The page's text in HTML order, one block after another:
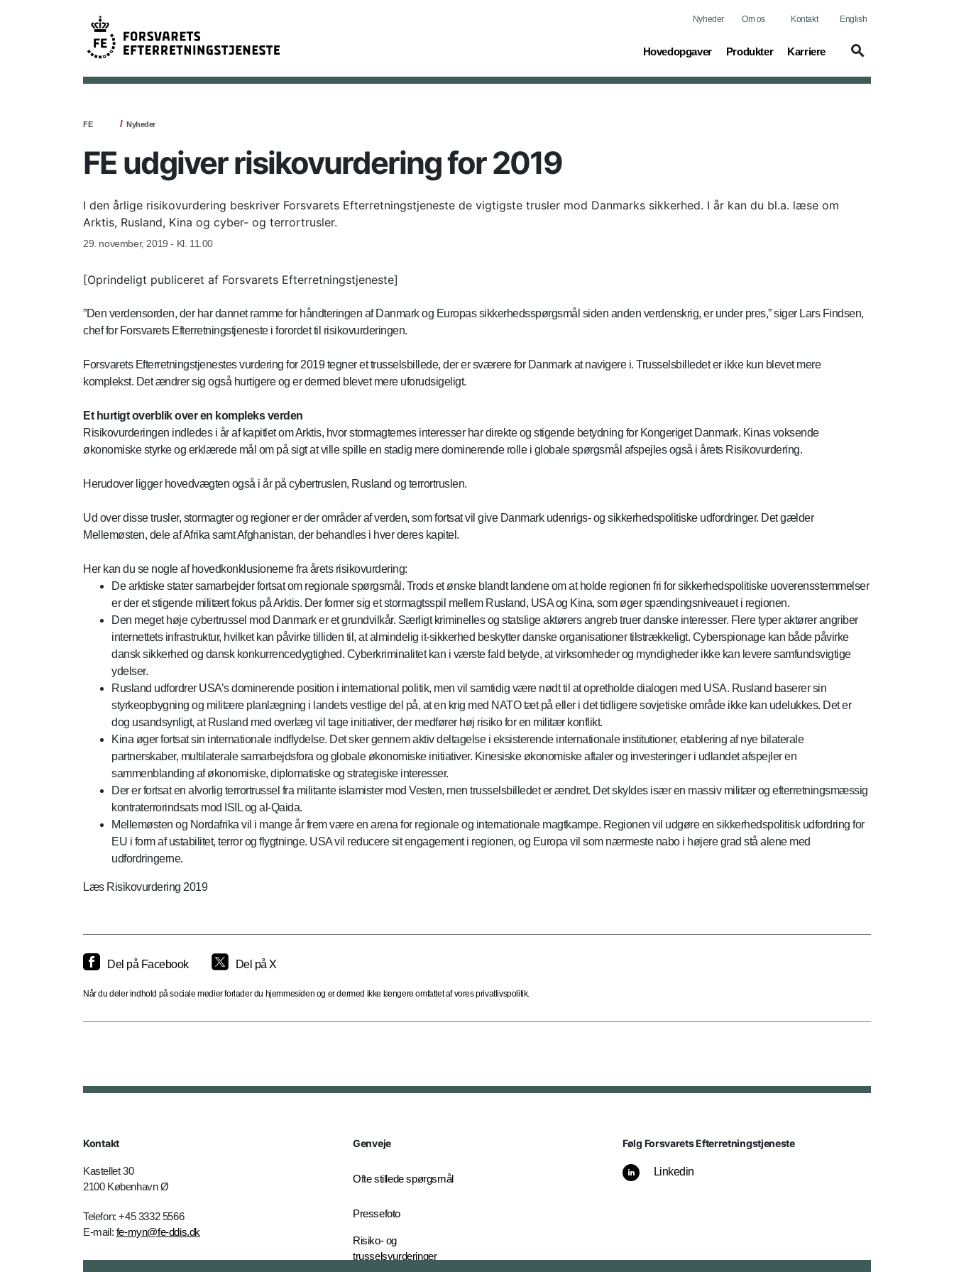
Nyheder Om os Kontakt English
Hovedopgaver
(current) Produkter
(current) Karriere
(current)
FE Nyheder
FE udgiver risikovurdering for 2019
I den årlige risikovurdering beskriver Forsvarets Efterretningstjeneste de vigtigste trusler mod Danmarks sikkerhed. I år kan du bl.a. læse om
Arktis, Rusland, Kina og cyber- og terrortrusler.
29. november, 2019 - Kl. 11.00
[Oprindeligt publiceret af Forsvarets Efterretningstjeneste]
”Den verdensorden, der har dannet ramme for håndteringen af Danmark og Europas sikkerhedsspørgsmål siden anden verdenskrig, er under pres,” siger Lars Findsen,
chef for Forsvarets Efterretningstjeneste i forordet til risikovurderingen.
Forsvarets Efterretningstjenestes vurdering for 2019 tegner et trusselsbillede, der er sværere for Danmark at navigere i. Trusselsbilledet er ikke kun blevet mere
komplekst. Det ændrer sig også hurtigere og er dermed blevet mere uforudsigeligt.
Et hurtigt overblik over en kompleks verden
Risikovurderingen indledes i år af kapitlet om Arktis, hvor stormagternes interesser har direkte og stigende betydning for Kongeriget Danmark. Kinas voksende
økonomiske styrke og erklærede mål om på sigt at ville spille en stadig mere dominerende rolle i globale spørgsmål afspejles også i årets Risikovurdering.
Herudover ligger hovedvægten også i år på cybertruslen, Rusland og terrortruslen.
Ud over disse trusler, stormagter og regioner er der områder af verden, som fortsat vil give Danmark udenrigs- og sikkerhedspolitiske udfordringer. Det gælder
Mellemøsten, dele af Afrika samt Afghanistan, der behandles i hver deres kapitel.
Her kan du se nogle af hovedkonklusionerne fra årets risikovurdering:
De arktiske stater samarbejder fortsat om regionale spørgsmål. Trods et ønske blandt landene om at holde regionen fri for sikkerhedspolitiske uoverensstemmelser
er der et stigende militært fokus på Arktis. Der former sig et stormagtsspil mellem Rusland, USA og Kina, som øger spændingsniveauet i regionen.
Den meget høje cybertrussel mod Danmark er et grundvilkår. Særligt kriminelles og statslige aktørers angreb truer danske interesser. Flere typer aktører angriber
internettets infrastruktur, hvilket kan påvirke tilliden til, at almindelig it-sikkerhed beskytter danske organisationer tilstrækkeligt. Cyberspionage kan både påvirke
dansk sikkerhed og dansk konkurrencedygtighed. Cyberkriminalitet kan i værste fald betyde, at virksomheder og myndigheder ikke kan levere samfundsvigtige
ydelser.
Rusland udfordrer USA’s dominerende position i international politik, men vil samtidig være nødt til at opretholde dialogen med USA. Rusland baserer sin
styrkeopbygning og militære planlægning i landets vestlige del på, at en krig med NATO tæt på eller i det tidligere sovjetiske område ikke kan udelukkes. Det er
dog usandsynligt, at Rusland med overlæg vil tage initiativer, der medfører høj risiko for en militær konflikt.
Kina øger fortsat sin internationale indflydelse. Det sker gennem aktiv deltagelse i eksisterende internationale institutioner, etablering af nye bilaterale
partnerskaber, multilaterale samarbejdsfora og globale økonomiske initiativer. Kinesiske økonomiske aftaler og investeringer i udlandet afspejler en
sammenblanding af økonomiske, diplomatiske og strategiske interesser.
Der er fortsat en alvorlig terrortrussel fra militante islamister mod Vesten, men trusselsbilledet er ændret. Det skyldes især en massiv militær og efterretningsmæssig
kontraterrorindsats mod ISIL og al-Qaida.
Mellemøsten og Nordafrika vil i mange år frem være en arena for regionale og internationale magtkampe. Regionen vil udgøre en sikkerhedspolitisk udfordring for
EU i form af ustabilitet, terror og flygtninge. USA vil reducere sit engagement i regionen, og Europa vil som nærmeste nabo i højere grad stå alene med
udfordringerne.
Læs Risikovurdering 2019
Del på Facebook Del på X
Når du deler indhold på sociale medier forlader du hjemmesiden og er dermed ikke længere omfattet af vores privatlivspolitik.
Kontakt
Kastellet 30
2100 København Ø
Telefon: +45 3332 5566
E-mail: fe-myn@fe-ddis.dk
Genveje
Ofte stillede spørgsmål
Pressefoto
Risiko- og
trusselsvurderinger
Følg Forsvarets Efterretningstjeneste
Linkedin